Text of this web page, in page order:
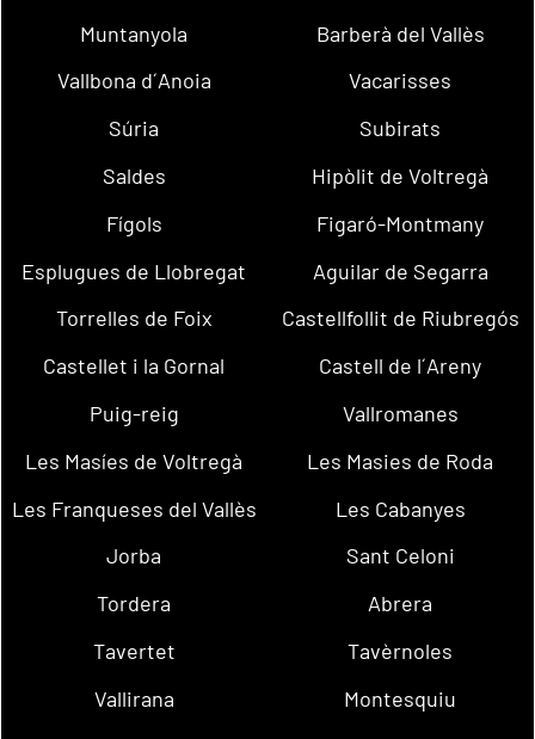
Muntanyola
Barberà del Vallès
Vallbona d´Anoia
Vacarisses
Súria
Subirats
Saldes
Hipòlit de Voltregà
Fígols
Figaró-Montmany
Esplugues de Llobregat
Aguilar de Segarra
Torrelles de Foix
Castellfollit de Riubregós
Castellet i la Gornal
Castell de l´Areny
Puig-reig
Vallromanes
Les Masíes de Voltregà
Les Masies de Roda
Les Franqueses del Vallès
Les Cabanyes
Jorba
Sant Celoni
Tordera
Abrera
Tavertet
Tavèrnoles
Vallirana
Montesquiu